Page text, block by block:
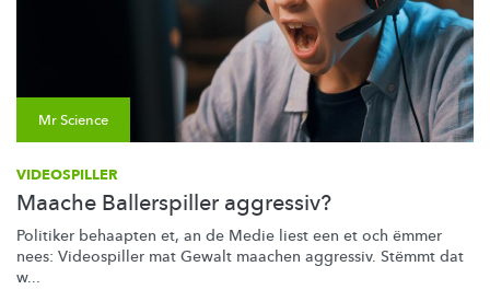
Mr Science
VIDEOSPILLER
Maache Ballerspiller aggressiv?
Politiker behaapten et, an de Medie liest een et och ëmmer
nees: Videospiller mat Gewalt maachen aggressiv. Stëmmt dat
w...